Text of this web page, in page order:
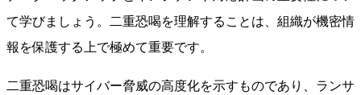
て学びましょう。二重恐喝を理解することは、組織が機密情
報を保護する上で極めて重要です。
二重恐喝はサイバー脅威の高度化を示すものであり、ランサ